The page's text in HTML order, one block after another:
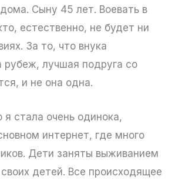
Сыну 45 лет. Воевать в
естественно, не будет ни
За то, что внука
рубеж, лучшая подруга со
и не она одна.
я стала очень одинока,
интернет, где много
Дети заняты выживанием
детей. Все происходящее